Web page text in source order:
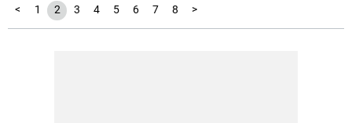
< 1 2 3 4 5 6 7 8 >